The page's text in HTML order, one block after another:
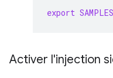
export
Activer l'injection